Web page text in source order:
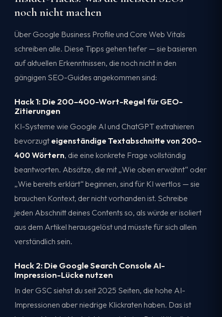
noch nicht machen
Über Google Business Profile und Core Web Vitals
schreiben alle. Diese Tipps gehen tiefer — sie basieren
auf aktuellen Erkenntnissen, die noch nicht in den
gängigen SEO-Guides angekommen sind:
Hack 1: Die 200–400-Wort-Regel für GEO-
Zitierungen
KI-Systeme wie Google AI und ChatGPT extrahieren
bevorzugt eigenständige Textabschnitte von 200–
400 Wörtern, die eine konkrete Frage vollständig
beantworten. Absätze, die mit „Wie oben erwähnt“ oder
„Wie bereits erklärt“ beginnen, sind für KI wertlos — sie
brauchen Kontext, der nicht vorhanden ist. Schreibe
jeden Abschnitt deines Contents so, als würde er isoliert
aus dem Artikel herausgelöst und müsste für sich allein
verständlich sein.
Hack 2: Die Google Search Console AI-
Impression-Lücke nutzen
In der GSC siehst du seit 2025 Seiten, die hohe AI-
Impressionen aber niedrige Klickraten haben. Das ist